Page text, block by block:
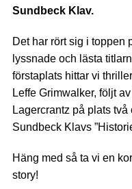
Sundbeck Klav.
Det har rört sig i toppen
lyssnade och lästa
förstaplats hittar vi
Leffe Grimwalker, följt
Lagercrantz på plats
Sundbeck Klavs
Häng med så ta vi en
story!